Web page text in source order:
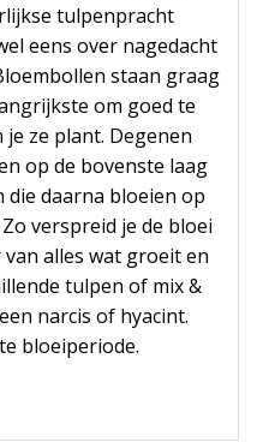
tulpenpracht
eens over nagedacht
staan ​​graag
om goed te
ze plant. Degenen
op de bovenste laag
daarna bloeien op
verspreid je de bloei
alles wat groeit en
tulpen of mix &
narcis of hyacint.
bloeiperiode.